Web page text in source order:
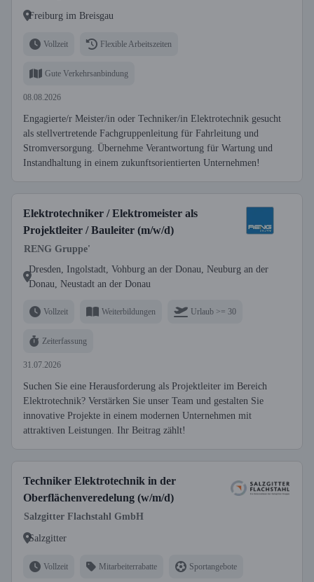
Freiburg im Breisgau
Vollzeit Flexible Arbeitszeiten
Gute Verkehrsanbindung
08.08.2026
Engagierte/r Meister/in oder Techniker/in Elektrotechnik gesucht
als stellvertretende Fachgruppenleitung für Fahrleitung und
Stromversorgung. Übernehme Verantwortung für Wartung und
Instandhaltung in einem zukunftsorientierten Unternehmen!
Elektrotechniker / Elektromeister als
Projektleiter / Bauleiter (m/w/d)
RENG Gruppe'
Dresden, Ingolstadt, Vohburg an der Donau, Neuburg an der
Donau, Neustadt an der Donau
Vollzeit Weiterbildungen Urlaub >= 30
Zeiterfassung
31.07.2026
Suchen Sie eine Herausforderung als Projektleiter im Bereich
Elektrotechnik? Verstärken Sie unser Team und gestalten Sie
innovative Projekte in einem modernen Unternehmen mit
attraktiven Leistungen. Ihr Beitrag zählt!
Techniker Elektrotechnik in der
Oberflächenveredelung (w/m/d)
Salzgitter Flachstahl GmbH
Salzgitter
Vollzeit Mitarbeiterrabatte Sportangebote